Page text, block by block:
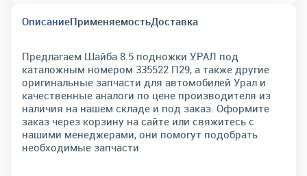
ОписаниеПрименяемостьДоставка
Предлагаем Шайба 8.5 подножки УРАЛ под
каталожным номером 335522 П29, а также другие
оригинальные запчасти для автомобилей Урал и
качественные аналоги по цене производителя из
наличия на нашем складе и под заказ. Оформите
заказ через корзину на сайте или свяжитесь с
нашими менеджерами, они помогут подобрать
необходимые запчасти.